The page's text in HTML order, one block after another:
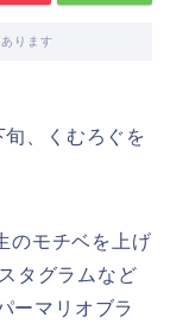
ります
、くむろぐを
のモチベを上げ
タグラムなど
ーマリオブラ